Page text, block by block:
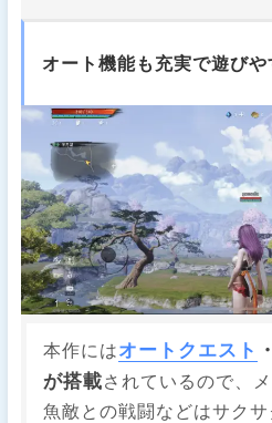
オート機能も充実で遊びや
本作にはオートクエスト ・
が搭載されているので、
魚敵との戦闘などはサク